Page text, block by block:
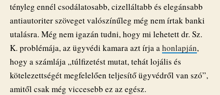
tényleg ennél csodálatosabb, cizelláltabb és elegánsabb
antiautoriter szöveget valószínűleg még nem írtak banki
utalásra. Még nem igazán tudni, hogy mi lehetett dr. Sz.
K. problémája, az ügyvédi kamara azt írja a honlapján,
hogy a számlája „túlfizetést mutat, tehát lojális és
kötelezettségét megfelelően teljesítő ügyvédről van szó”,
amitől csak még viccesebb ez az egész.